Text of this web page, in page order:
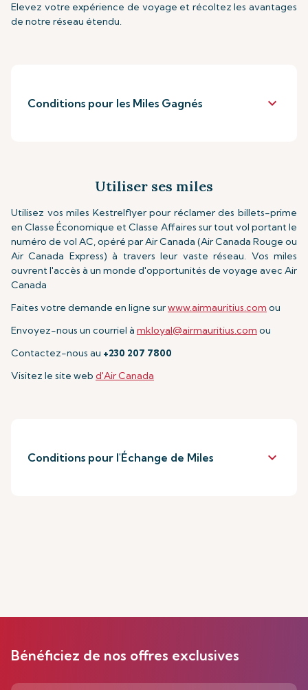
Elevez votre expérience de voyage et récoltez les avantages
de notre réseau étendu.
Conditions pour les Miles Gagnés keyboard_arrow_down
Utiliser ses miles
Utilisez vos miles Kestrelflyer pour réclamer des billets-prime
en Classe Économique et Classe Affaires sur tout vol portant le
numéro de vol AC, opéré par Air Canada (Air Canada Rouge ou
Air Canada Express) à travers leur vaste réseau. Vos miles
ouvrent l'accès à un monde d'opportunités de voyage avec Air
Canada
Faites votre demande en ligne surwww.airmauritius.com ou
Envoyez-nous un courriel à mkloyal@airmauritius.com ou
Contactez-nous au +230 207 7800
Visitez le site web d'Air Canada
Conditions pour l'Échange de Miles keyboard_arrow_down
Bénéficiez de nos offres exclusives